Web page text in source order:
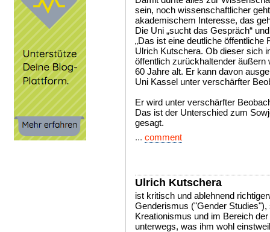
sein, noch wissenschaftlicher
akademischem Interesse, das
Die Uni „sucht das Gespräch“
„Das ist eine deutliche
Ulrich Kutschera. Ob dieser sich
öffentlich zurückhaltender
60 Jahre alt. Er kann davon
Uni Kassel unter verschärfter
Er wird unter verschärfter
Das ist der Unterschied zum
gesagt.
... comment
Ulrich Kutschera
ist kritisch und ablehnend
Genderismus ("Gender
Kreationismus und im Bereich
unterwegs, was ihm wohl